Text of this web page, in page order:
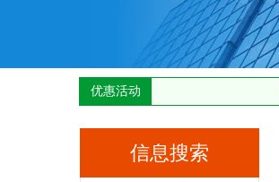
优惠活动
信息搜索